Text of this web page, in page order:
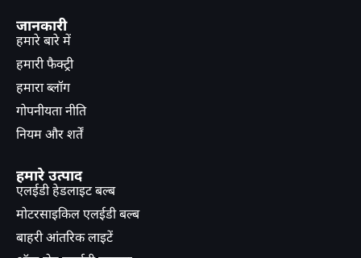
जानकारी
हमारे बारे में
हमारी फैक्ट्री
हमारा ब्लॉग
गोपनीयता नीति
नियम और शर्तें
हमारे उत्पाद
एलईडी हेडलाइट बल्ब
मोटरसाइकिल एलईडी बल्ब
बाहरी आंतरिक लाइटें